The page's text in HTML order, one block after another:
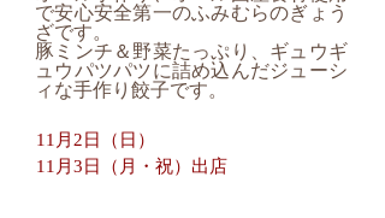
で安心安全第一のふみむらのぎょう
ざです。
豚ミンチ＆野菜たっぷり、ギュウギ
ュウパツパツに詰め込んだジューシ
ィな手作り餃子です。
11月2日（日）
11月3日（月・祝）出店